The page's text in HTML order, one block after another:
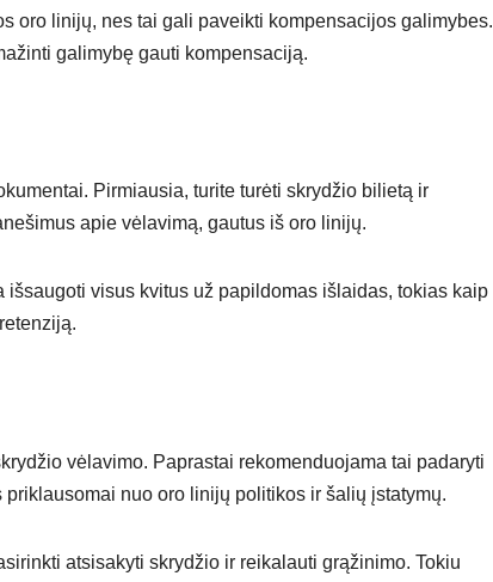
oro linijų, nes tai gali paveikti kompensacijos galimybes.
galimybę gauti kompensaciją.
Pirmiausia, turite turėti skrydžio bilietą ir
apie vėlavimą, gautus iš oro linijų.
visus kvitus už papildomas išlaidas, tokias kaip
vėlavimo. Paprastai rekomenduojama tai padaryti
nuo oro linijų politikos ir šalių įstatymų.
atsisakyti skrydžio ir reikalauti grąžinimo. Tokiu